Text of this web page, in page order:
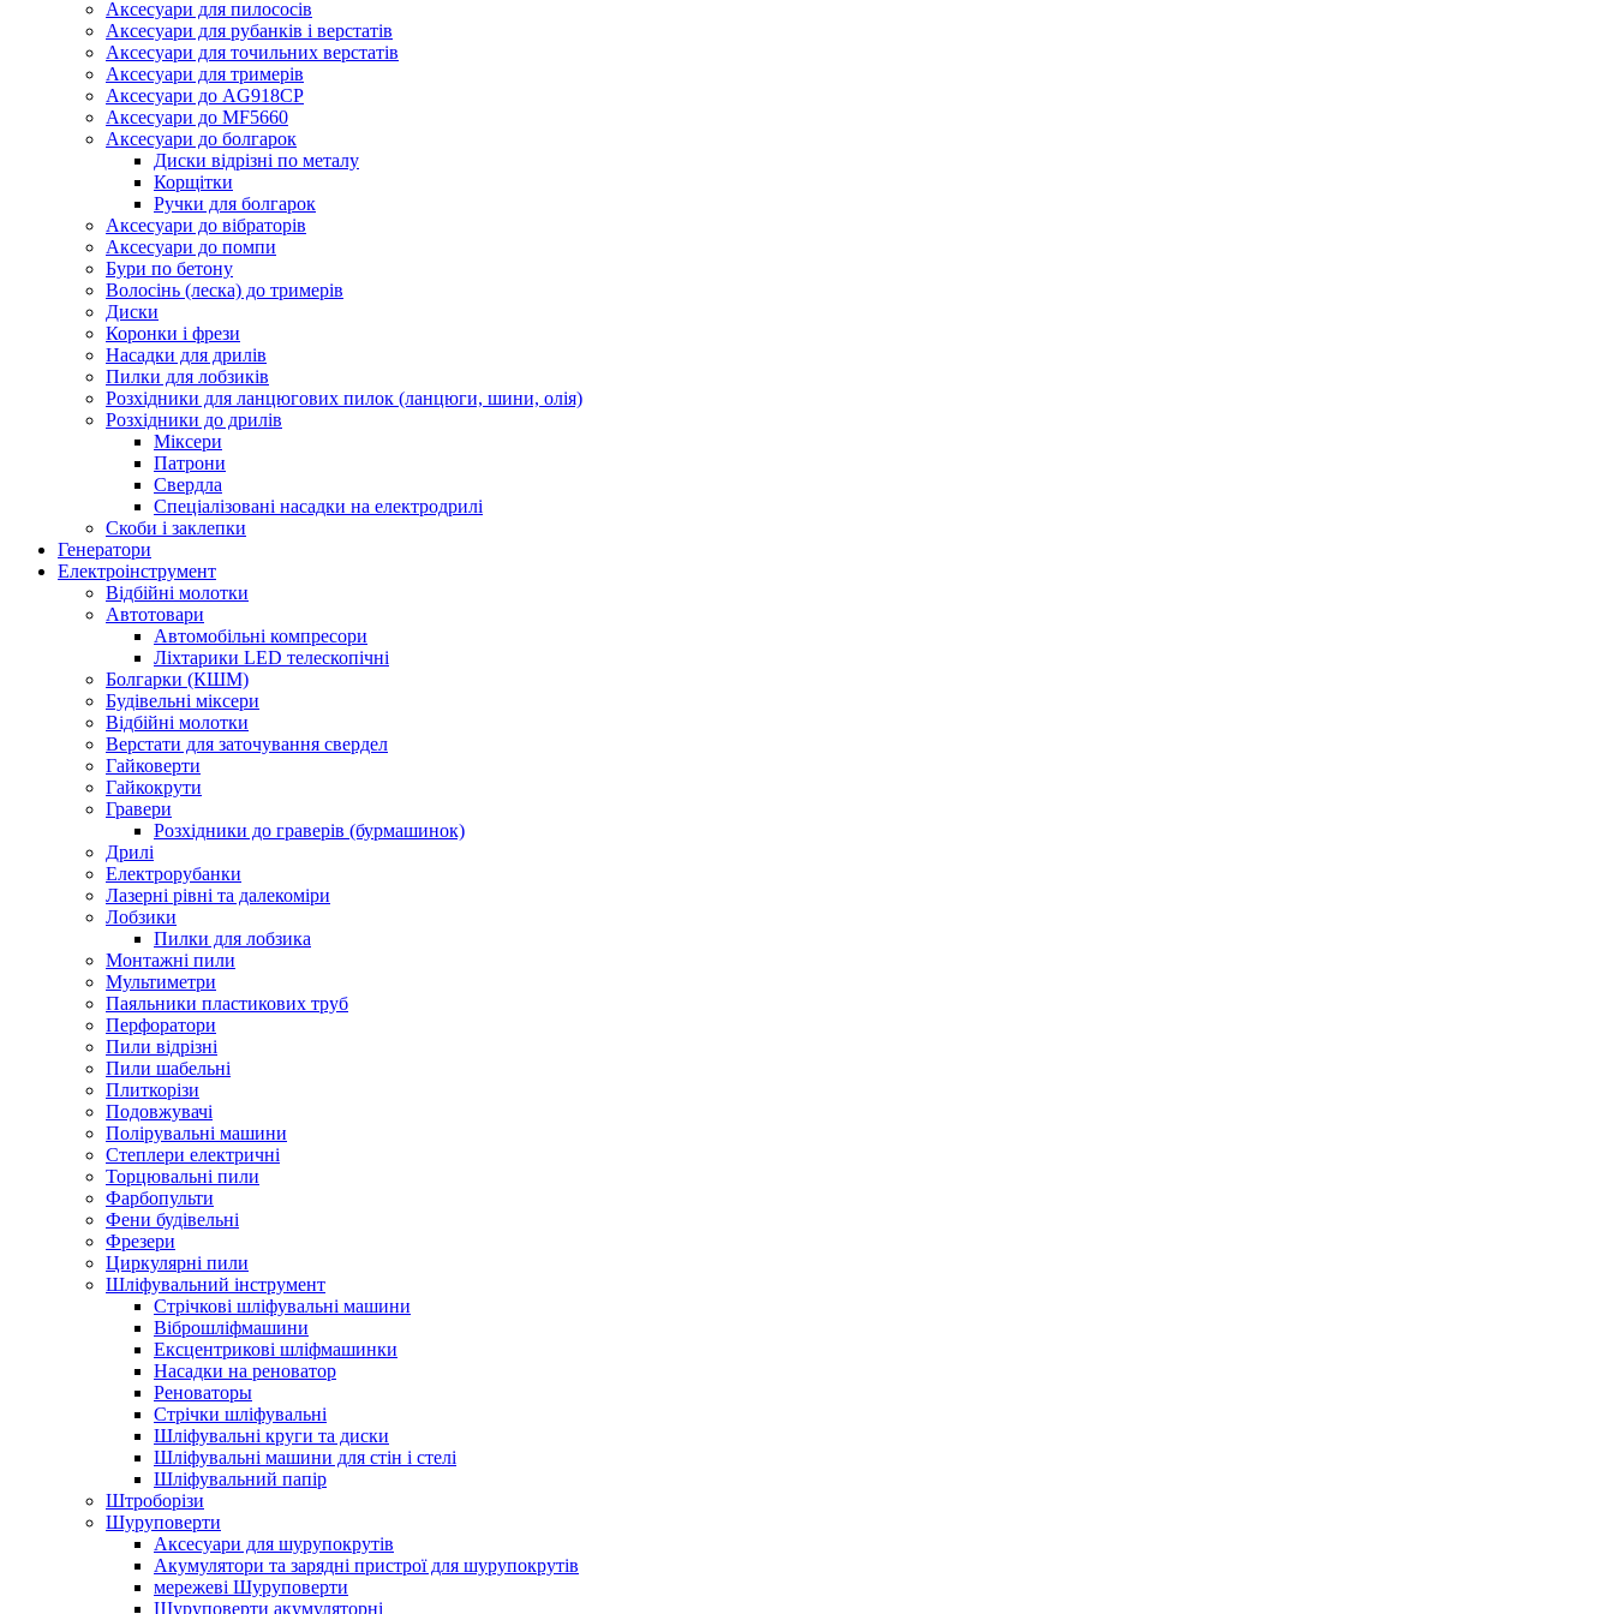
Аксесуари для пилососів
Аксесуари для рубанків і верстатів
Аксесуари для точильних верстатів
Аксесуари для тримерів
Аксесуари до AG918CP
Аксесуари до MF5660
Аксесуари до болгарок
Диски відрізні по металу
Корщітки
Ручки для болгарок
Аксесуари до вібраторів
Аксесуари до помпи
Бури по бетону
Волосінь (леска) до тримерів
Диски
Коронки і фрези
Насадки для дрилів
Пилки для лобзиків
Розхідники для ланцюгових пилок (ланцюги, шини, олія)
Розхідники до дрилів
Міксери
Патрони
Свердла
Спеціалізовані насадки на електродрилі
Скоби і заклепки
Генератори
Електроінструмент
Bідбійні молотки
Автотовари
Автомобільні компресори
Ліхтарики LED телескопічні
Болгарки (КШМ)
Будівельні міксери
Відбійні молотки
Верстати для заточування свердел
Гайковерти
Гайкокрути
Гравери
Розхідники до граверів (бурмашинок)
Дрилі
Електрорубанки
Лазерні рівні та далекоміри
Лобзики
Пилки для лобзика
Монтажні пили
Мультиметри
Паяльники пластикових труб
Перфоратори
Пили відрізні
Пили шабельні
Плиткорізи
Подовжувачі
Полірувальні машини
Степлери електричні
Торцювальні пили
Фарбопульти
Фени будівельні
Фрезери
Циркулярні пили
Шліфувальний інструмент
Cтрічкові шліфувальні машини
Віброшліфмашини
Ексцентрикові шліфмашинки
Насадки на реноватор
Реноваторы
Стрічки шліфувальні
Шліфувальні круги та диски
Шліфувальні машини для стін і стелі
Шліфувальний папір
Штроборізи
Шуруповерти
Аксесуари для шурупокрутів
Акумулятори та зарядні пристрої для шурупокрутів
мережеві Шуруповерти
Шуруповерти акумуляторні